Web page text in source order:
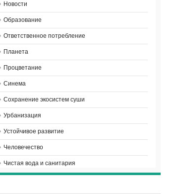
Новости
Образование
Ответственное потребление
Планета
Процветание
Синема
Сохранение экосистем суши
Урбанизация
Устойчивое развитие
Человечество
Чистая вода и санитария